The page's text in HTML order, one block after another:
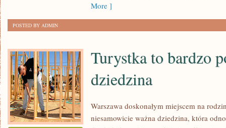
More ]
POSTED BY ADMIN
Turystka to bardzo
dziedzina
Warszawa doskonałym miejscem na
niesamowicie ważna dziedzina, która